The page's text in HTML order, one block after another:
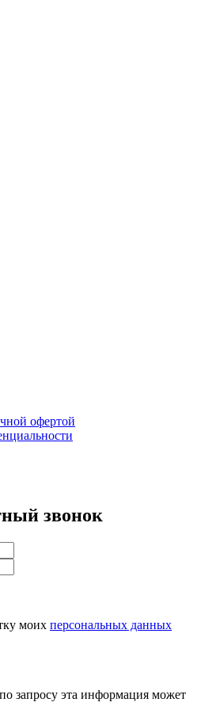
офертой
звонок
моих персональных данных
запросу эта информация может